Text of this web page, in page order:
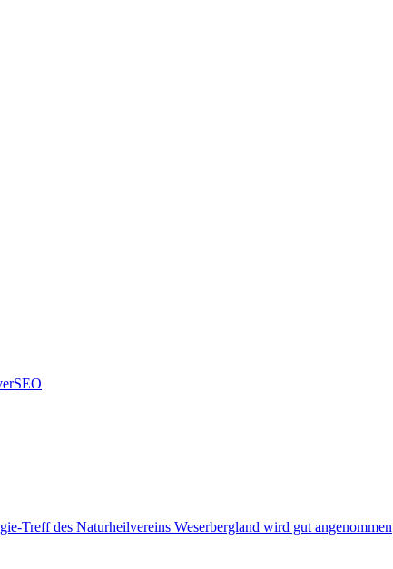
Treff des Naturheilvereins Weserbergland wird gut angenommen